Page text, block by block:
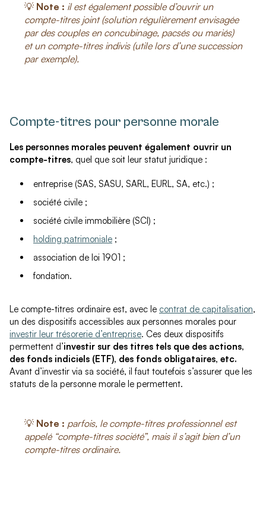
💡 Note : il est également possible d’ouvrir un
compte-titres joint (solution régulièrement envisagée
par des couples en concubinage, pacsés ou mariés)
et un compte-titres indivis (utile lors d’une succession
par exemple).
Compte-titres pour personne morale
Les personnes morales peuvent également ouvrir un
compte-titres, quel que soit leur statut juridique :
entreprise (SAS, SASU, SARL, EURL, SA, etc.) ;
société civile ;
société civile immobilière (SCI) ;
holding patrimoniale ;
association de loi 1901 ;
fondation.
Le compte-titres ordinaire est, avec le contrat de capitalisation,
un des dispositifs accessibles aux personnes morales pour
investir leur trésorerie d’entreprise. Ces deux dispositifs
permettent d’investir sur des titres tels que des actions,
des fonds indiciels (ETF), des fonds obligataires, etc.
Avant d’investir via sa société, il faut toutefois s’assurer que les
statuts de la personne morale le permettent.
💡 Note : parfois, le compte-titres professionnel est
appelé “compte-titres société”, mais il s’agit bien d’un
compte-titres ordinaire.